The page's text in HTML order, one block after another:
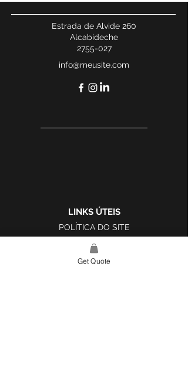
Estrada de Alvide 260
Alcabideche
2755-027
info@meusite.com
LINKS ÚTEIS
POLÍTICA DO SITE
LIVRO DE RECLAMAÇÕES
Get Quote